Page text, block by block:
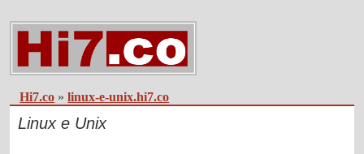
Hi7.co »linux-e-unix.hi7.co
Linux e Unix